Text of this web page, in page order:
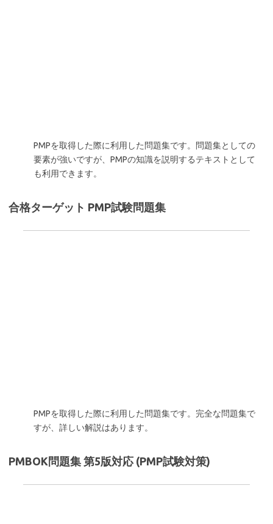
PMPを取得した際に利用した問題集です。問題集としての
要素が強いですが、PMPの知識を説明するテキストとして
も利用できます。
合格ターゲット PMP試験問題集
PMPを取得した際に利用した問題集です。完全な問題集で
すが、詳しい解説はあります。
PMBOK問題集 第5版対応 (PMP試験対策)